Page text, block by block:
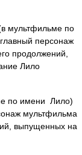
мультфильме по
персонаж
продолжений,
Лило
по имени Лило)
мультфильма
выпущенных на